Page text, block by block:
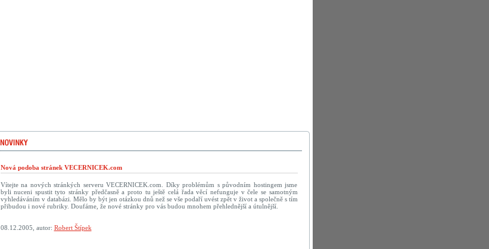
Nová podoba stránek VECERNICEK.com
Vítejte na nových stránkých serveru VECERNICEK.com. Díky problémům s původním hostingem jsme
byli nuceni spustit tyto stránky předčasně a proto tu ještě celá řada věcí nefunguje v čele se samotným
vyhledáváním v databázi. Mělo by být jen otázkou dnů než se vše podaří uvést zpět v život a společně s tím
přibudou i nové rubriky. Doufáme, že nové stránky pro vás budou mnohem přehlednější a útulnější.
08.12.2005, autor: Robert Štípek